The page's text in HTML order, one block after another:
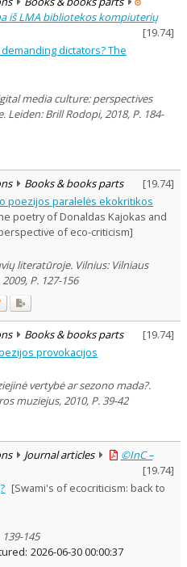
iš LMA bibliotekos kompiuterių
[19.74]
dictators? The
media culture: perspectives
Brill Rodopi, 2018, P. 184-
Books & books parts [19.74]
poezijos paralelės ekokritikos
poetry of Donaldas Kajokas and
of eco-criticism]
literatūroje. Vilnius: Vilniaus
P. 127-156
Books & books parts [19.74]
provokacijos
vertybė ar sezono mada?.
muziejus, 2010, P. 39-42
Journal articles
©InC –
[19.74]
[Swami's of ecocriticism: back to
145
2026-06-30 00:00:37